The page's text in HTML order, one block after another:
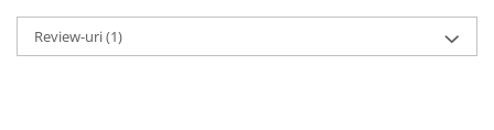
Review-uri(1)